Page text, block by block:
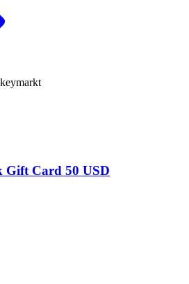
Gift Card 50 USD